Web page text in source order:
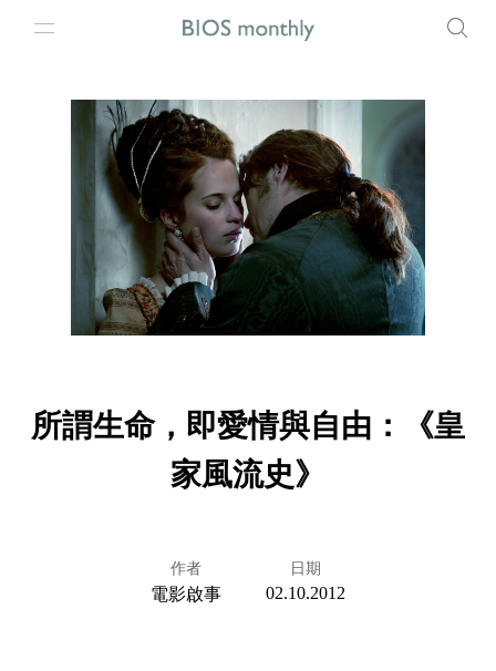
所謂生命，即愛情與自由：《皇
家風流史》
作者
電影啟事
日期
02.10.2012